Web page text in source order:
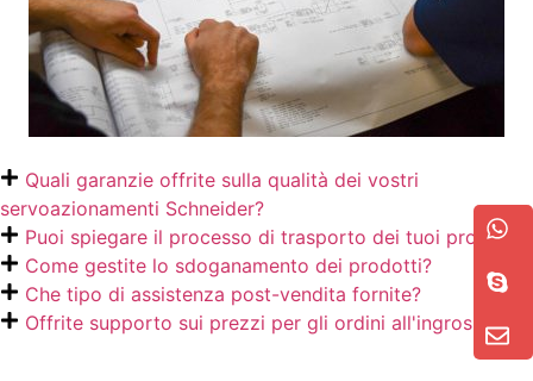
Quali garanzie offrite sulla qualità dei vostri
servoazionamenti Schneider?
Puoi spiegare il processo di trasporto dei tuoi prodotti?
Come gestite lo sdoganamento dei prodotti?
Che tipo di assistenza post-vendita fornite?
Offrite supporto sui prezzi per gli ordini all'ingrosso?